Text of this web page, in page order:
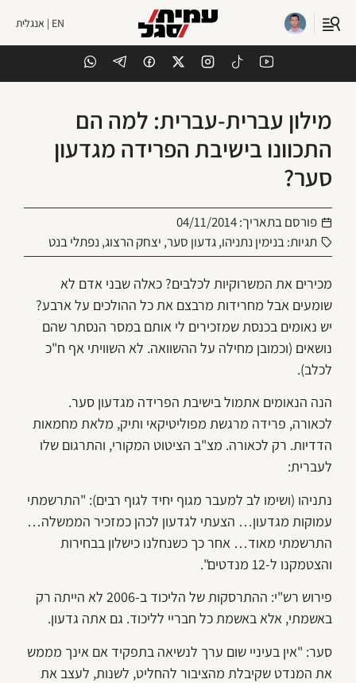
EN | אנגלית
מילון עברית-עברית: למה הם
התכוונו בישיבת הפרידה מגדעון
סער?
פורסם בתאריך:04/11/2014
תגיות:בנימין נתניהו,גדעון סער, יצחק הרצוג, נפתלי בנט
מכירים את המשרוקיות לכלבים? כאלה שבני אדם לא
שומעים אבל מחרידות מרבצם את כל ההולכים על ארבע?
יש נאומים בכנסת שמזכירים לי אותם במסר הנסתר שהם
נושאים (וכמובן מחילה על ההשוואה. לא השוויתי אף ח"כ
לכלב).
הנה הנאומים אתמול בישיבת הפרידה מגדעון סער.
לכאורה, פרידה מרגשת מפוליטיקאי ותיק, מלאת מחמאות
הדדיות. רק לכאורה. מצ"ב הציטוט המקורי, והתרגום שלו
לעברית:
נתניהו (ושימו לב למעבר מגוף יחיד לגוף רבים): "התרשמתי
עמוקות מגדעון… הצעתי לגדעון לכהן כמזכיר הממשלה…
התרשמתי מאוד… אחר כך כשנחלנו כישלון בבחירות
והצטמקנו ל-12 מנדטים".
פירוש רש"י: ההתרסקות של הליכוד ב-2006 לא הייתה רק
באשמתי, אלא באשמת כל חבריי לליכוד. גם אתה גדעון.
סער: "אין בעיניי שום ערך לנשיאה בתפקיד אם אינך מממש
את המנדט שקיבלת מהציבור להחליט, לשנות, לעצב את